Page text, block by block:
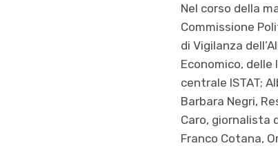
Nel corso della
Commissione
di Vigilanza
Economico,
centrale ISTAT;
Barbara Negri,
Caro, giornalista
Franco Cotana,